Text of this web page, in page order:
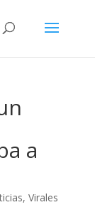
a
, Virales